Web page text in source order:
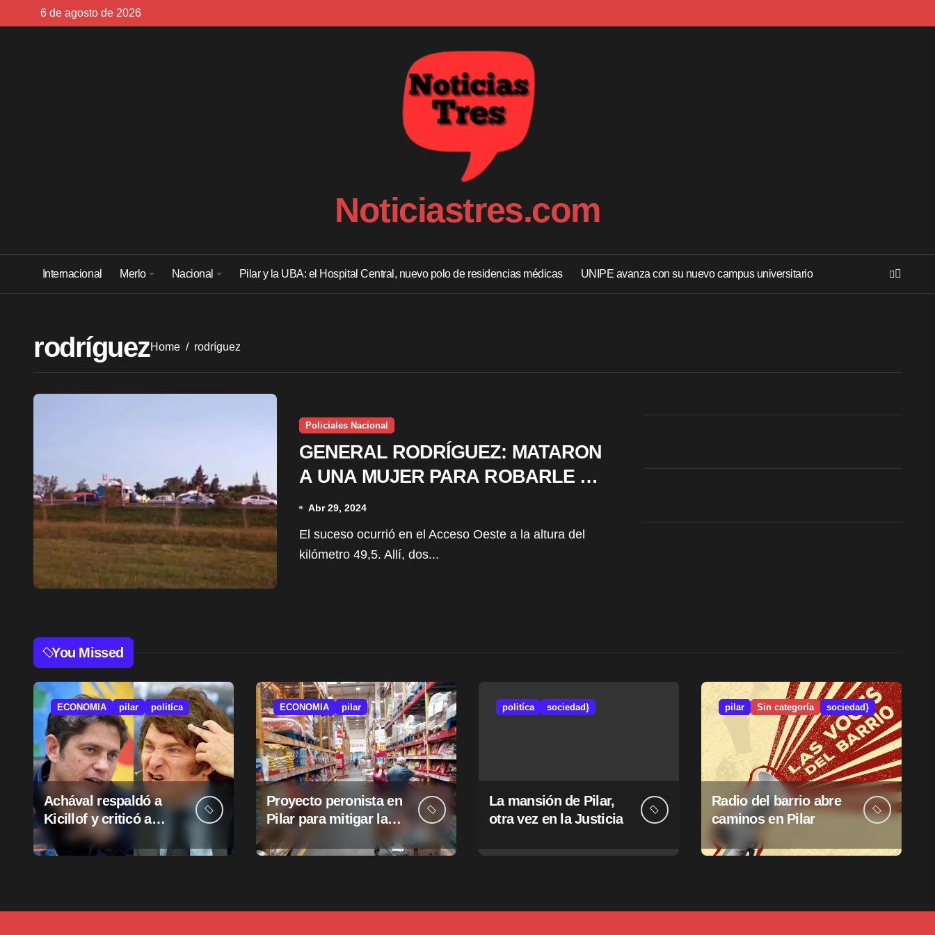
6 de agosto de 2026
Noticiastres.com
Internacional Merlo Nacional Pilar y la UBA: el Hospital Central, nuevo polo de residencias médicas UNIPE avanza con su nuevo campus universitario
rodríguezHome rodríguez
Policiales Nacional
GENERAL RODRÍGUEZ: MATARON
A UNA MUJER PARA ROBARLE LA
MOTO
Abr 29, 2024
El suceso ocurrió en el Acceso Oeste a la altura del
kilómetro 49,5. Allí, dos...
You Missed
ECONOMIA pilar politíca
Achával respaldó a
Kicillof y criticó a
Milei
ECONOMIA pilar
Proyecto peronista en
Pilar para mitigar la
municipales
politíca sociedad}
La mansión de Pilar,
otra vez en la Justicia
pilar Sin categoría sociedad}
Radio del barrio abre
caminos en Pilar